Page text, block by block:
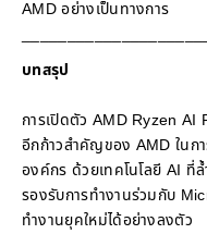
AMD อย่างเป็นทางการ
บทสรุป
การเปิดตัว AMD Ryzen AI
อีกก้าวสำคัญของ AMD ในก
องค์กร ด้วยเทคโนโลยี AI ที่
รองรับการทำงานร่วมกับ
ทำงานยุคใหม่ได้อย่างลงตัว